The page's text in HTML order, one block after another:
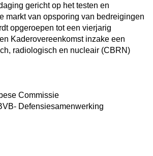
gericht op het testen en
markt van opsporing van bedreigingen
opgeroepen tot een vierjarig
Kaderovereenkomst inzake een
radiologisch en nucleair (CBRN)
Commissie
Defensiesamenwerking